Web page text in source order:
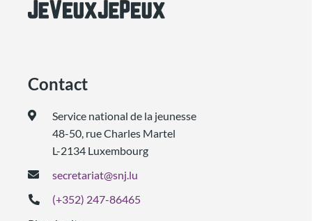
Contact
Service national de la jeunesse
48-50, rue Charles Martel
L-2134 Luxembourg
secretariat@snj.lu
(+352) 247-86465